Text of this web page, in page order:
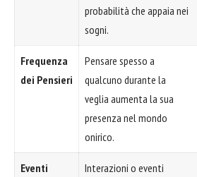
probabilità che appaia nei
sogni.
Frequenza
dei Pensieri
Pensare spesso a
qualcuno durante la
veglia aumenta la sua
presenza nel mondo
onirico.
Eventi
Interazioni o eventi